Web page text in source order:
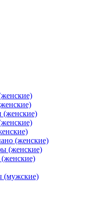
(женские)
(женские)
(женские)
(мужские)